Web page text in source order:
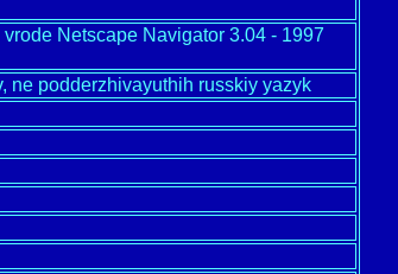
Netscape Navigator 3.04 - 1997
ne podderzhivayuthih russkiy yazyk